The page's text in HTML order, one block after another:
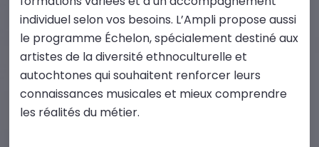
individuel selon vos besoins. L’Ampli propose aussi
le programme Échelon, spécialement destiné aux
artistes de la diversité ethnoculturelle et
autochtones qui souhaitent renforcer leurs
connaissances musicales et mieux comprendre
les réalités du métier.